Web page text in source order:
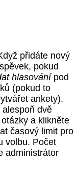
přidáte nový
pokud
hlasovánípod
(pokud to
ankety).
dvě
a klikněte
časový limit pro
volbu. Počet
administrátor